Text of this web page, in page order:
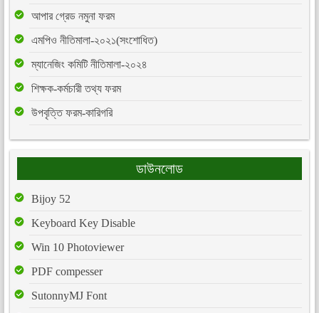
আপার গ্রেড নমুনা ফরম
এমপিও নীতিমালা-২০২১(সংশোধিত)
ম্যানেজিং কমিটি নীতিমালা-২০২৪
শিক্ষক-কর্মচারী তথ্য ফরম
উপবৃত্তি ফরম-কারিগরি
ডাউনলোড
Bijoy 52
Keyboard Key Disable
Win 10 Photoviewer
PDF compesser
SutonnyMJ Font